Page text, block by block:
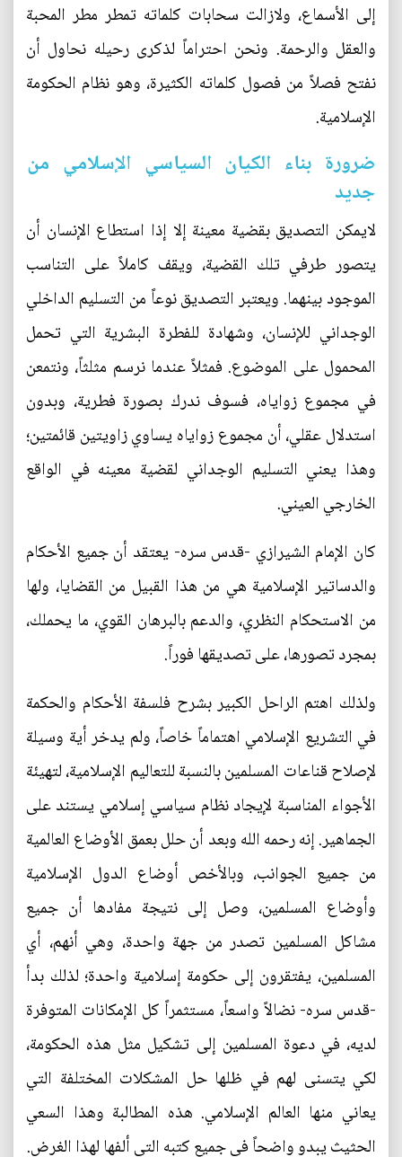
إلى الأسماع، ولازالت سحابات كلماته تمطر مطر المحبة
والعقل والرحمة. ونحن احتراماً لذكرى رحيله نحاول أن
نفتح فصلاً من فصول كلماته الكثيرة، وهو نظام الحكومة
الإسلامية.
ضرورة بناء الكيان السياسي الإسلامي من
جديد
لايمكن التصديق بقضية معينة إلا إذا استطاع الإنسان أن
يتصور طرفي تلك القضية، ويقف كاملاً على التناسب
الموجود بينهما. ويعتبر التصديق نوعاً من التسليم الداخلي
الوجداني للإنسان، وشهادة للفطرة البشرية التي تحمل
المحمول على الموضوع. فمثلاً عندما نرسم مثلثاً، ونتمعن
في مجموع زواياه، فسوف ندرك بصورة فطرية، وبدون
استدلال عقلي، أن مجموع زواياه يساوي زاويتين قائمتين؛
وهذا يعني التسليم الوجداني لقضية معينه في الواقع
الخارجي العيني.
كان الإمام الشيرازي -قدس سره- يعتقد أن جميع الأحكام
والدساتير الإسلامية هي من هذا القبيل من القضايا، ولها
من الاستحكام النظري، والدعم بالبرهان القوي، ما يحملك،
بمجرد تصورها، على تصديقها فوراً.
ولذلك اهتم الراحل الكبير بشرح فلسفة الأحكام والحكمة
في التشريع الإسلامي اهتماماً خاصاً، ولم يدخر أية وسيلة
لإصلاح قناعات المسلمين بالنسبة للتعاليم الإسلامية، لتهيئة
الأجواء المناسبة لإيجاد نظام سياسي إسلامي يستند على
الجماهير. إنه رحمه الله وبعد أن حلل بعمق الأوضاع العالمية
من جميع الجوانب، وبالأخص أوضاع الدول الإسلامية
وأوضاع المسلمين، وصل إلى نتيجة مفادها أن جميع
مشاكل المسلمين تصدر من جهة واحدة، وهي أنهم، أي
المسلمين، يفتقرون إلى حكومة إسلامية واحدة؛ لذلك بدأ
-قدس سره- نضالاً واسعاً، مستثمراً كل الإمكانات المتوفرة
لديه، في دعوة المسلمين إلى تشكيل مثل هذه الحكومة،
لكي يتسنى لهم في ظلها حل المشكلات المختلفة التي
يعاني منها العالم الإسلامي. هذه المطالبة وهذا السعي
الحثيث يبدو واضحاً في جميع كتبه التي ألفها لهذا الغرض.